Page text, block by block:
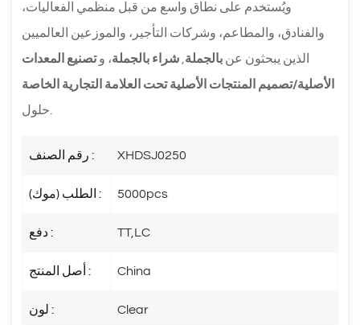
ويُستخدم على نطاق واسع من قبل منظمي الفعاليات،
والفنادق، والمطاعم، وشركات التأجير، والموزعين العالميين
الذين يبحثون عن بالجملة شراء بالجملة، وتصنيع المعدات
الأصلية/تصميم المنتجات الأصلية تحت العلامة التجارية الخاصة
رقم الصنف : XHDSJ0250
الطلب (موك) : 5000pcs
دفع : TT,LC
أصل المنتج : China
لون : Clear